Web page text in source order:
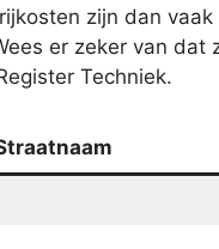
zijn dan
er zeker van
Techniek.